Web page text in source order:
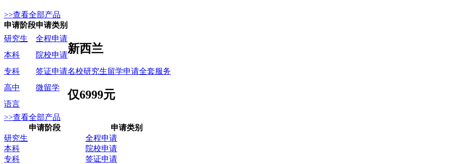
>>查看全部产品
申请阶段申请类别
研究生
全程申请
新西兰
名校研究生留学申请全套服务
仅6999元
本科
院校申请
专科
签证申请
高中
微留学
语言
>>查看全部产品
申请阶段
申请类别
研究生
全程申请
本科
院校申请
专科
签证申请